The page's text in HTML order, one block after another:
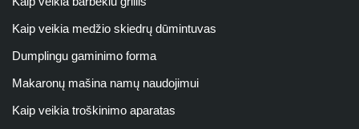
Kaip veikia medžio skiedrų dūmintuvas
Dumplingu gaminimo forma
Makaronų mašina namų naudojimui
Kaip veikia troškinimo aparatas